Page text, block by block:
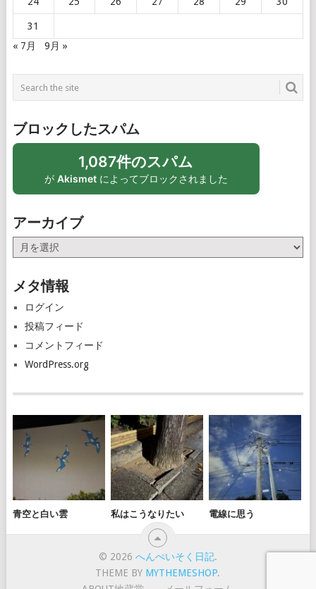
31
« 7月
9月 »
ブロックしたスパム
1,087件のスパム
が Akismetによってブロックされました
アーカイブ
ー
イ
メタ情報
ログイン
投稿フィード
コメントフィード
WordPress.org
青空と白い雲 私はこうなりたい 電線に思う
© 2026 へんぺいそく日記.
THEME BY MYTHEMESHOP.